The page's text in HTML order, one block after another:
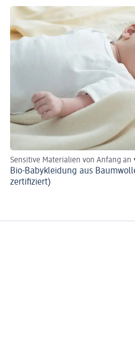
Sensitive Materialien von Anfang an
Bio-Babykleidung aus
zertifiziert)